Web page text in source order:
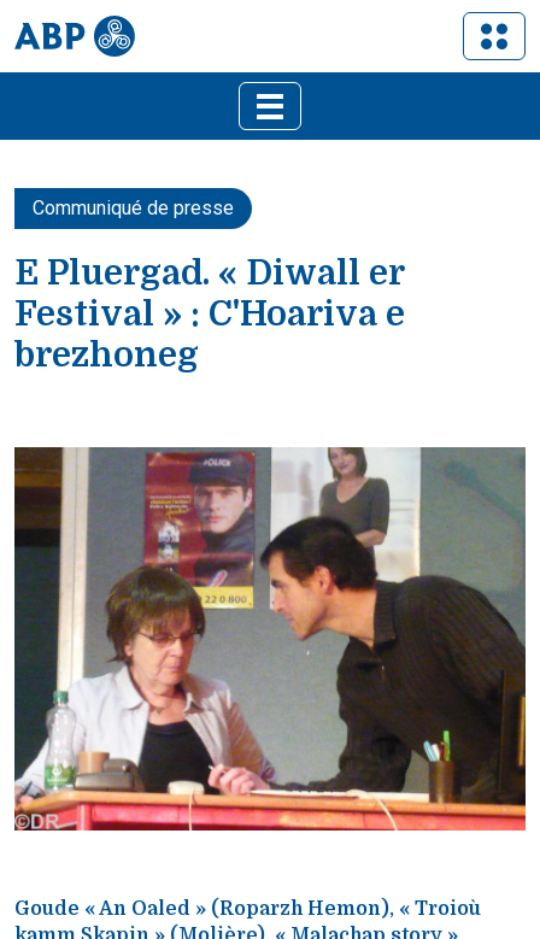
Communiqué de presse
E Pluergad. « Diwall er
Festival » : C'Hoariva e
brezhoneg
Goude « An Oaled » (Roparzh Hemon), « Troioù